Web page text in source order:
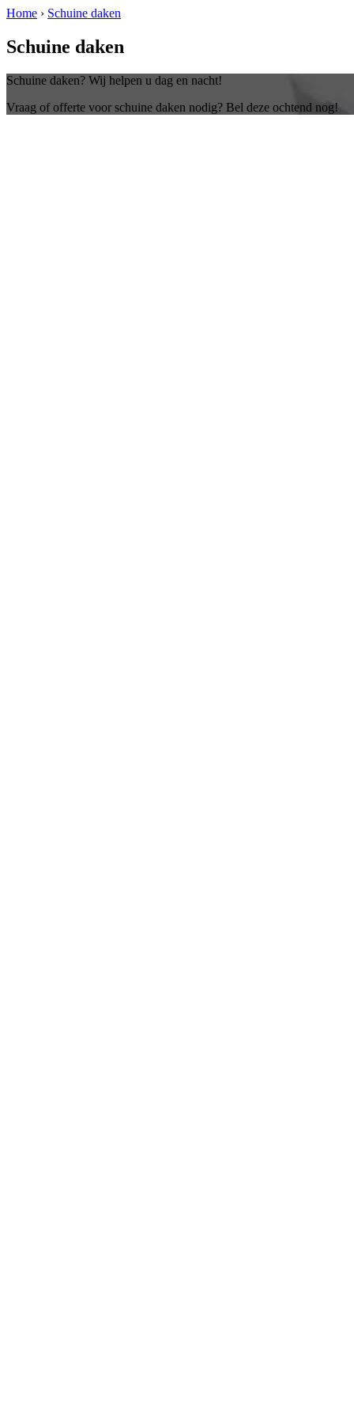
Home › Schuine daken
Schuine daken
Schuine daken? Wij helpen u dag en nacht!
Vraag of offerte voor schuine daken nodig? Bel deze ochtend nog!